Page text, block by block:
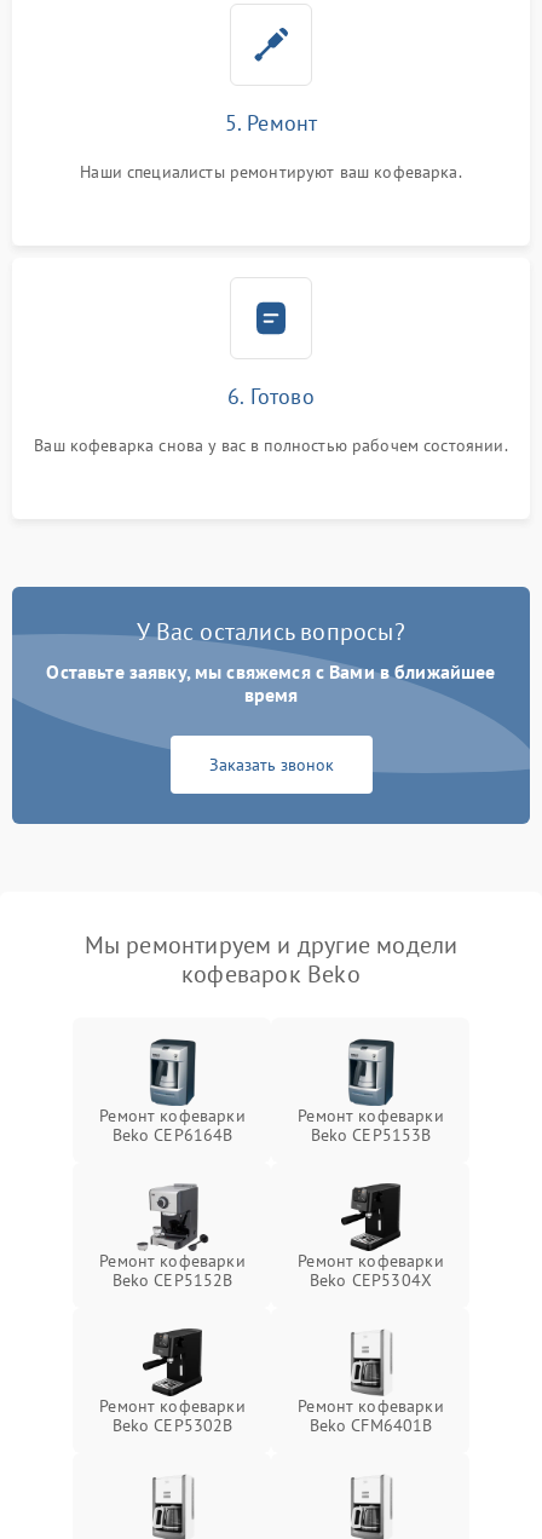
5. Ремонт
Наши специалисты ремонтируют ваш кофеварка.
6. Готово
Ваш кофеварка снова у вас в полностью рабочем состоянии.
У Вас остались вопросы?
Оставьте заявку, мы свяжемся с Вами в ближайшее
время
Заказать звонок
Мы ремонтируем и другие модели
кофеварок Beko
Ремонт кофеварки
Beko CEP6164B
Ремонт кофеварки
Beko CEP5153B
Ремонт кофеварки
Beko CEP5152B
Ремонт кофеварки
Beko CEP5304X
Ремонт кофеварки
Beko CEP5302B
Ремонт кофеварки
Beko CFM6401B